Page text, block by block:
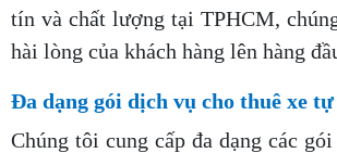
tín và chất lượng tại TPHCM,
hài lòng của khách hàng lên hàng
Đa dạng gói dịch vụ cho thuê xe
Chúng tôi cung cấp đa dạng các